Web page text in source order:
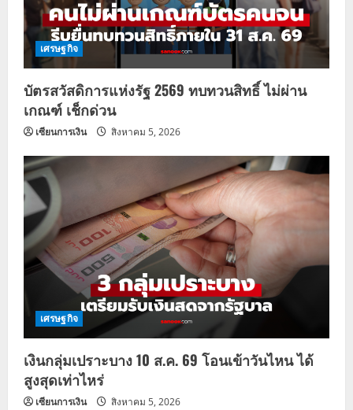
เศรษฐกิจ
บัตรสวัสดิการแห่งรัฐ 2569 ทบทวนสิทธิ์ ไม่ผ่าน
เกณฑ์ เช็กด่วน
เซียนการเงิน สิงหาคม 5, 2026
เศรษฐกิจ
เงินกลุ่มเปราะบาง 10 ส.ค. 69 โอนเข้าวันไหน ได้
สูงสุดเท่าไหร่
เซียนการเงิน สิงหาคม 5, 2026